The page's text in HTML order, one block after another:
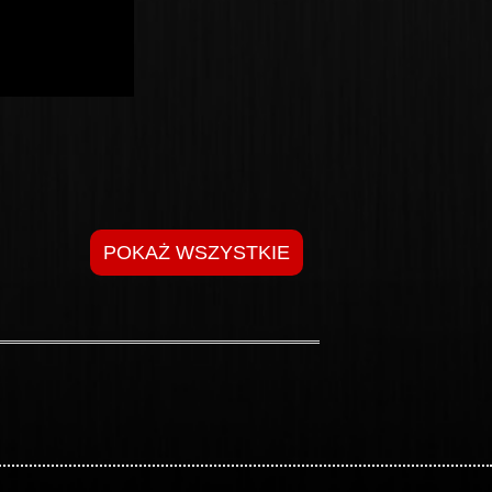
POKAŻ WSZYSTKIE